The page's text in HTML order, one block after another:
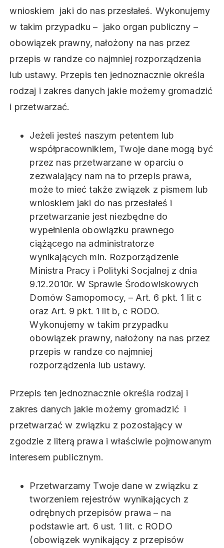
wnioskiem jaki do nas przesłałeś. Wykonujemy
w takim przypadku – jako organ publiczny –
obowiązek prawny, nałożony na nas przez
przepis w randze co najmniej rozporządzenia
lub ustawy. Przepis ten jednoznacznie określa
rodzaj i zakres danych jakie możemy gromadzić
i przetwarzać.
Jeżeli jesteś naszym petentem lub
współpracownikiem, Twoje dane mogą być
przez nas przetwarzane w oparciu o
zezwalający nam na to przepis prawa,
może to mieć także związek z pismem lub
wnioskiem jaki do nas przesłałeś i
przetwarzanie jest niezbędne do
wypełnienia obowiązku prawnego
ciążącego na administratorze
wynikających min. Rozporządzenie
Ministra Pracy i Polityki Socjalnej z dnia
9.12.2010r. W Sprawie Środowiskowych
Domów Samopomocy, – Art. 6 pkt. 1 lit c
oraz Art. 9 pkt. 1 lit b, c RODO.
Wykonujemy w takim przypadku
obowiązek prawny, nałożony na nas przez
przepis w randze co najmniej
rozporządzenia lub ustawy.
Przepis ten jednoznacznie określa rodzaj i
zakres danych jakie możemy gromadzić i
przetwarzać w związku z pozostający w
zgodzie z literą prawa i właściwie pojmowanym
interesem publicznym.
Przetwarzamy Twoje dane w związku z
tworzeniem rejestrów wynikających z
odrębnych przepisów prawa – na
podstawie art. 6 ust. 1 lit. c RODO
(obowiązek wynikający z przepisów